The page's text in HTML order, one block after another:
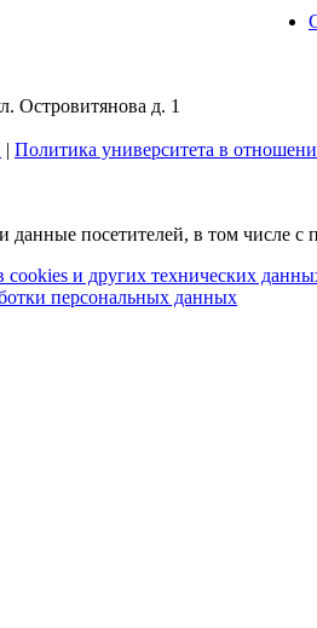
Островитянова д. 1
| Политика университета в
данные посетителей, в том числе
и других технических
персональных данных